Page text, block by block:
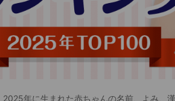
2025年に生まれた赤ちゃんの名前、よみ、